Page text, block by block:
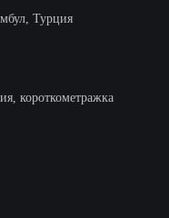
Турция
короткометражка